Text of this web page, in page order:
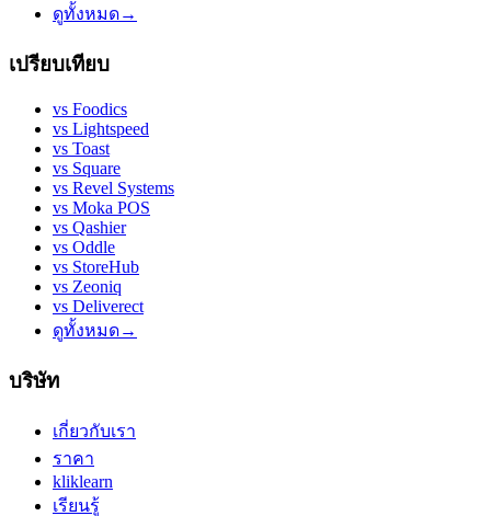
ดูทั้งหมด→
เปรียบเทียบ
vs Foodics
vs Lightspeed
vs Toast
vs Square
vs Revel Systems
vs Moka POS
vs Qashier
vs Oddle
vs StoreHub
vs Zeoniq
vs Deliverect
ดูทั้งหมด→
บริษัท
เกี่ยวกับเรา
ราคา
kliklearn
เรียนรู้